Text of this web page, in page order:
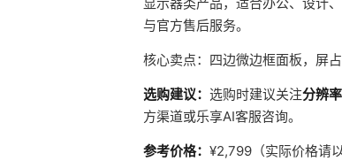
与官方售后服务。
核心卖点：四边微边框面板，屏
选购建议： 选购时建议关注分辨率
方渠道或乐享AI客服咨询。
参考价格： ¥2,799（实际价格请